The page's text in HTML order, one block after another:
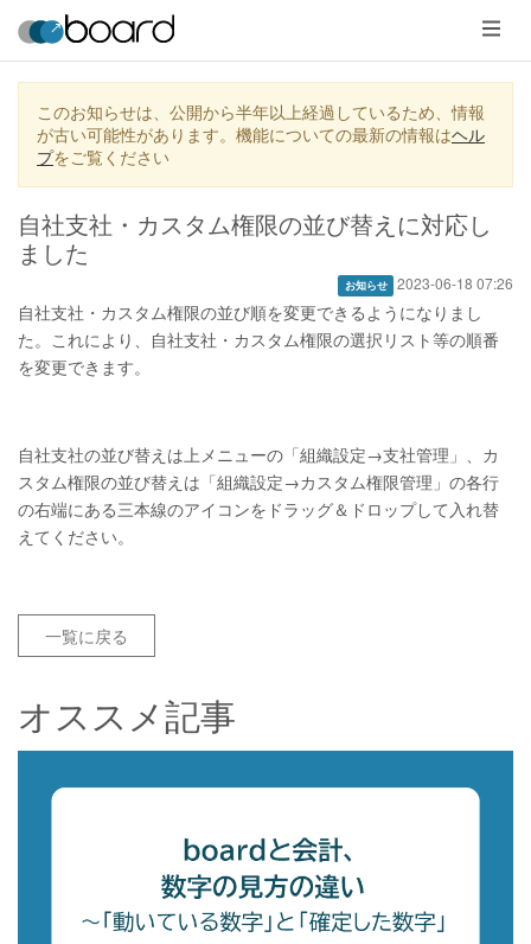
メ
ニ
ュ
ー
このお知らせは、公開から半年以上経過しているため、情報
が古い可能性があります。機能についての最新の情報はヘル
プをご覧ください
自社支社・カスタム権限の並び替えに対応し
ました
お知らせ 2023-06-18 07:26
自社支社・カスタム権限の並び順を変更できるようになりまし
た。これにより、自社支社・カスタム権限の選択リスト等の順番
を変更できます。
自社支社の並び替えは上メニューの「組織設定→支社管理」、カ
スタム権限の並び替えは「組織設定→カスタム権限管理」の各行
の右端にある三本線のアイコンをドラッグ＆ドロップして入れ替
えてください。
一覧に戻る
オススメ記事